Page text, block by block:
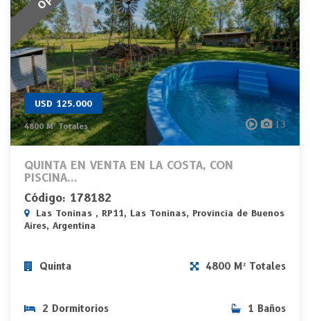
USD 125.000
4800 M² Totales 13
QUINTA EN VENTA EN LA COSTA, CON
PISCINA...
Código: 178182
Las Toninas , RP11, Las Toninas, Provincia de Buenos
Aires, Argentina
Quinta 4800 M² Totales
2 Dormitorios 1 Baños